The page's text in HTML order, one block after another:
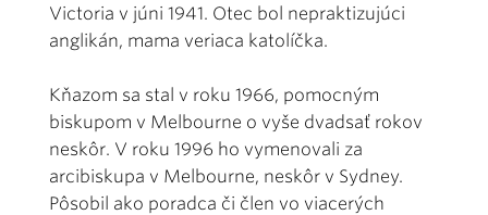
Victoria v júni 1941. Otec bol nepraktizujúci
anglikán, mama veriaca katolíčka.
Kňazom sa stal v roku 1966, pomocným
biskupom v Melbourne o vyše dvadsať rokov
neskôr. V roku 1996 ho vymenovali za
arcibiskupa v Melbourne, neskôr v Sydney.
Pôsobil ako poradca či člen vo viacerých